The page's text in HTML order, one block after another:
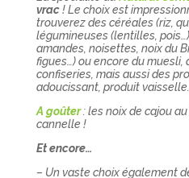
vrac! Le choix est
trouverez des céréales (riz,
légumineuses (lentilles,
amandes, noisettes, noix du
figues…) ou encore du muesli,
confiseries, mais aussi des
adoucissant, produit
A goûter: les noix de cajou
cannelle !
Et encore…
– Un vaste choix également